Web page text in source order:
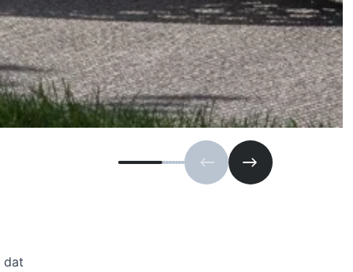
Volgende slide
Vorige slide
dat